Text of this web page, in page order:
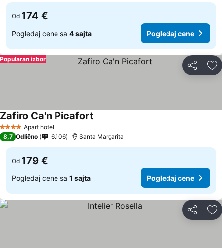
Od 174 €
Pogledaj cene sa 4 sajta Pogledaj cene
Deli
Popularan izbor
4 ZvezdiceApart hotel
Zafiro Ca'n Picafort
8,7 Odlično 6.106 Santa Margarita
Od 179 €
Pogledaj cene sa 1 sajta Pogledaj cene
Deli